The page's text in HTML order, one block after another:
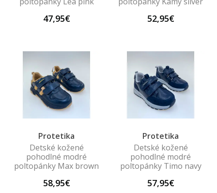
47,95€ 52,95€
Protetika
Detské kožené
pohodlné modré
poltopánky Max brown
58,95€
Protetika
Detské kožené
pohodlné modré
poltopánky Timo navy
57,95€